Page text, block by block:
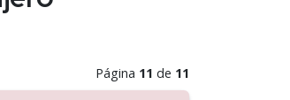
Página 11 de 11